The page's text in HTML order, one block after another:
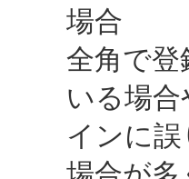
場合
全角で
いる場
インに